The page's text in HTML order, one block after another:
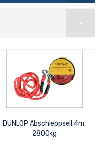
DUNLOP Abschleppseil 4m,
2800kg